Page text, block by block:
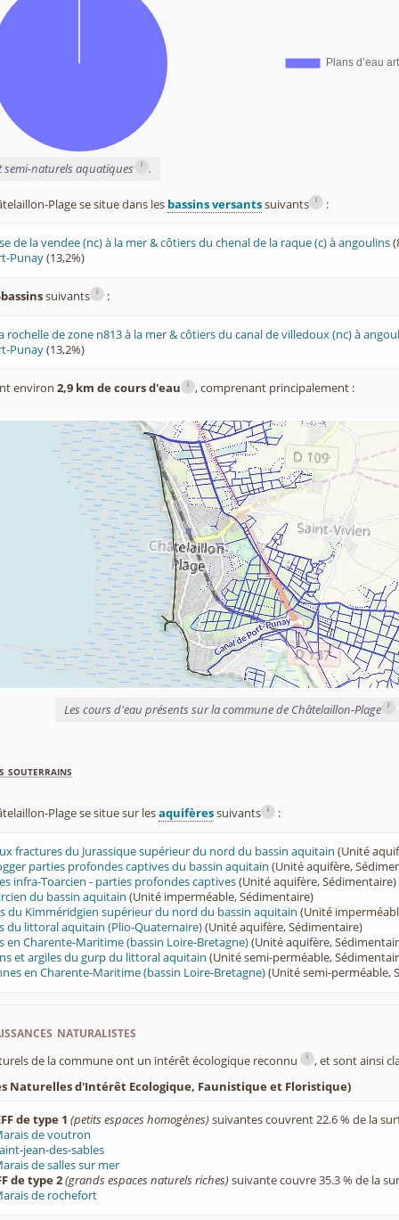
semi-naturels aquatiques i .
Plage se situe dans les bassins versantssuivants i :
de la vendee (nc) à la mer & côtiers du chenal de la raque (c) à angoulins
Punay(13,2%)
suivants i :
rochelle de zone n813 à la mer & côtiers du canal de villedoux (nc) à
Punay(13,2%)
environ 2,9 km de cours d'eau i , comprenant principalement :
Les cours d'eau présents sur la commune de Châtelaillon-Plage i
souterrains
Plage se situe sur lesaquifèressuivants i :
fractures du Jurassique supérieur du nord du bassin aquitain (Unité
parties profondes captives du bassin aquitain (Unité aquifère,
infra-Toarcien - parties profondes captives(Unité aquifère, Sédimentaire)
du bassin aquitain (Unité imperméable, Sédimentaire)
du Kimméridgien supérieur du nord du bassin aquitain (Unité
du littoral aquitain (Plio-Quaternaire)(Unité aquifère, Sédimentaire)
en Charente-Maritime (bassin Loire-Bretagne)(Unité aquifère,
et argiles du gurp du littoral aquitain (Unité semi-perméable,
en Charente-Maritime (bassin Loire-Bretagne)(Unité semi-perméable,
naturalistes
de la commune ont un intérêt écologique reconnu i
, et sont ainsi
Naturelles d'Intérêt Ecologique, Faunistique et Floristique)
de type 1 (petits espaces homogènes)suivantes couvrent 22.6 % de la
de voutron
jean-des-sables
de salles sur mer
de type 2(grands espaces naturels riches)suivante couvre 35.3 % de la
de rochefort